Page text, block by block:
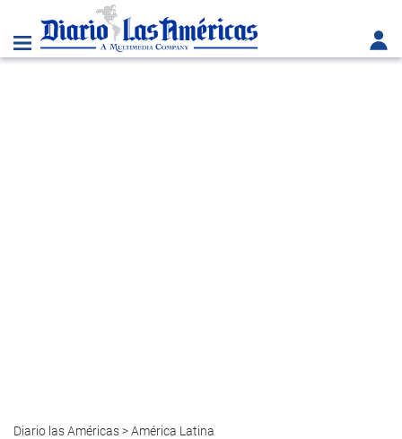
Diario las Américas>América Latina